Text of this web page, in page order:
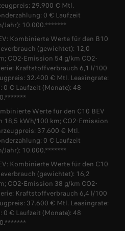
29.900 € Mtl.
0 € Laufzeit
Jahr): 10.000.*******
Kombinierte Werte für den B10
(gewichtet): 12,0
CO2-Emission 54 g/km CO2-
Kraftstoffverbrauch 6,1 l/100
32.400 € Mtl. Leasingrate:
€ Laufzeit (Monate): 48
Werte für den C10 BEV
18,5 kWh/100 km; CO2-Emission
37.600 € Mtl.
0 € Laufzeit
Jahr): 10.000.*******
Kombinierte Werte für den C10
(gewichtet): 16,2
CO2-Emission 38 g/km CO2-
Kraftstoffverbrauch 6,4 l/100
37.600 € Mtl. Leasingrate:
€ Laufzeit (Monate): 48